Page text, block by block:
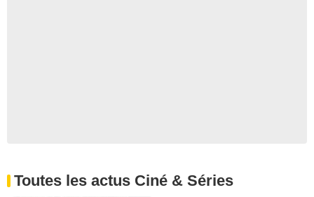
Toutes les actus Ciné & Séries